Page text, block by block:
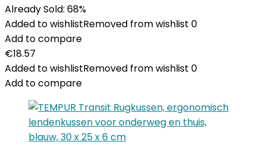
Already Sold: 68%
Added to wishlistRemoved from wishlist 0
Add to compare
€18.57
Added to wishlistRemoved from wishlist 0
Add to compare